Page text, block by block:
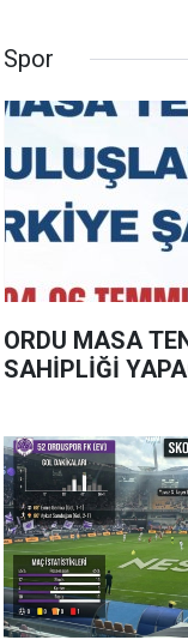
Spor
ORDU MASA
SAHİPLİĞİ